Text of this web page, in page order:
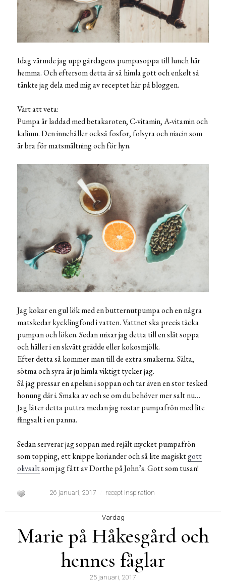
Idag värmde jag upp gårdagens pumpasoppa till lunch här
hemma. Och eftersom detta är så himla gott och enkelt så
tänkte jag dela med mig av receptet här på bloggen.
Värt att veta:
Pumpa är laddad med betakaroten, C-vitamin, A-vitamin och
kalium. Den innehåller också fosfor, folsyra och niacin som
är bra för matsmältning och för hyn.
Jag kokar en gul lök med en butternutpumpa och en några
matskedar kycklingfond i vatten. Vattnet ska precis täcka
pumpan och löken. Sedan mixar jag detta till en slät soppa
och häller i en skvätt grädde eller kokosmjölk.
Efter detta så kommer man till de extra smakerna. Sälta,
sötma och syra är ju himla viktigt tycker jag.
Så jag pressar en apelsin i soppan och tar även en stor tesked
honung där i. Smaka av och se om du behöver mer salt nu…
Jag låter detta puttra medan jag rostar pumpafrön med lite
flingsalt i en panna.
Sedan serverar jag soppan med rejält mycket pumpafrön
som topping, ett knippe koriander och så lite magisktgott
olivsaltsom jag fått av Dorthe på John’s. Gott som tusan!
26 januari, 2017 recept inspiration
Vardag
Marie på Håkesgård och
hennes fåglar
25 januari, 2017